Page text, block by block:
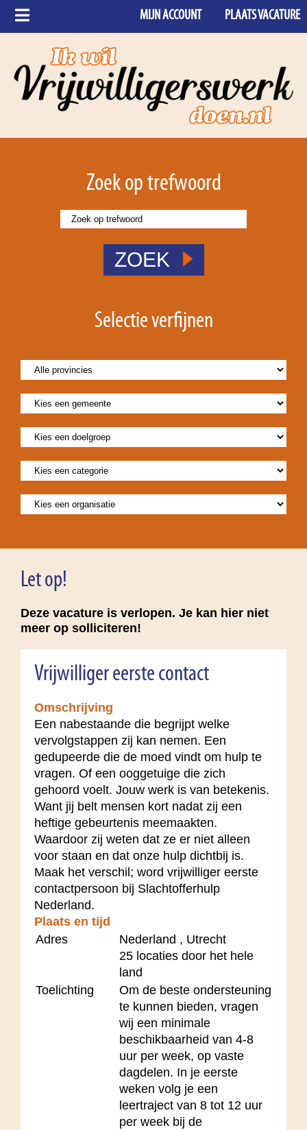
PLAATS VACATURE
MIJN ACCOUNT
Zoek op trefwoord
ZOEK
Selectie verfijnen
Let op!
Deze vacature is verlopen. Je kan hier niet
meer op solliciteren!
Vrijwilliger eerste contact
Omschrijving
Een nabestaande die begrijpt welke
vervolgstappen zij kan nemen. Een
gedupeerde die de moed vindt om hulp te
vragen. Of een ooggetuige die zich
gehoord voelt. Jouw werk is van betekenis.
Want jij belt mensen kort nadat zij een
heftige gebeurtenis meemaakten.
Waardoor zij weten dat ze er niet alleen
voor staan en dat onze hulp dichtbij is.
Maak het verschil; word vrijwilliger eerste
contactpersoon bij Slachtofferhulp
Nederland.
Plaats en tijd
Adres
Nederland , Utrecht
25 locaties door het hele
land
Toelichting
Om de beste ondersteuning
te kunnen bieden, vragen
wij een minimale
beschikbaarheid van 4-8
uur per week, op vaste
dagdelen. In je eerste
weken volg je een
leertraject van 8 tot 12 uur
per week bij de